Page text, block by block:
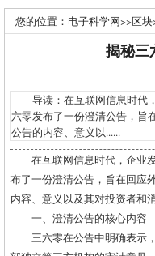
您的位置： 电子科学网>>区块
揭秘三
导读：在互联网信息时代，
六零发布了一份澄清公告，旨
公告的内容、意义以......
在互联网信息时代，企业
布了一份澄清公告，旨在回应
内容、意义以及其对投资者和
一、澄清公告的核心内容
三六零在公告中明确表示